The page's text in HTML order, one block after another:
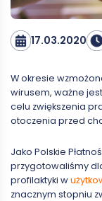
17.03.2020
W okresie
wirusem, ważne
celu zwiększenia
otoczenia przed
Jako Polskie
przygotowaliśmy
profilaktyki w
znacznym stopniu